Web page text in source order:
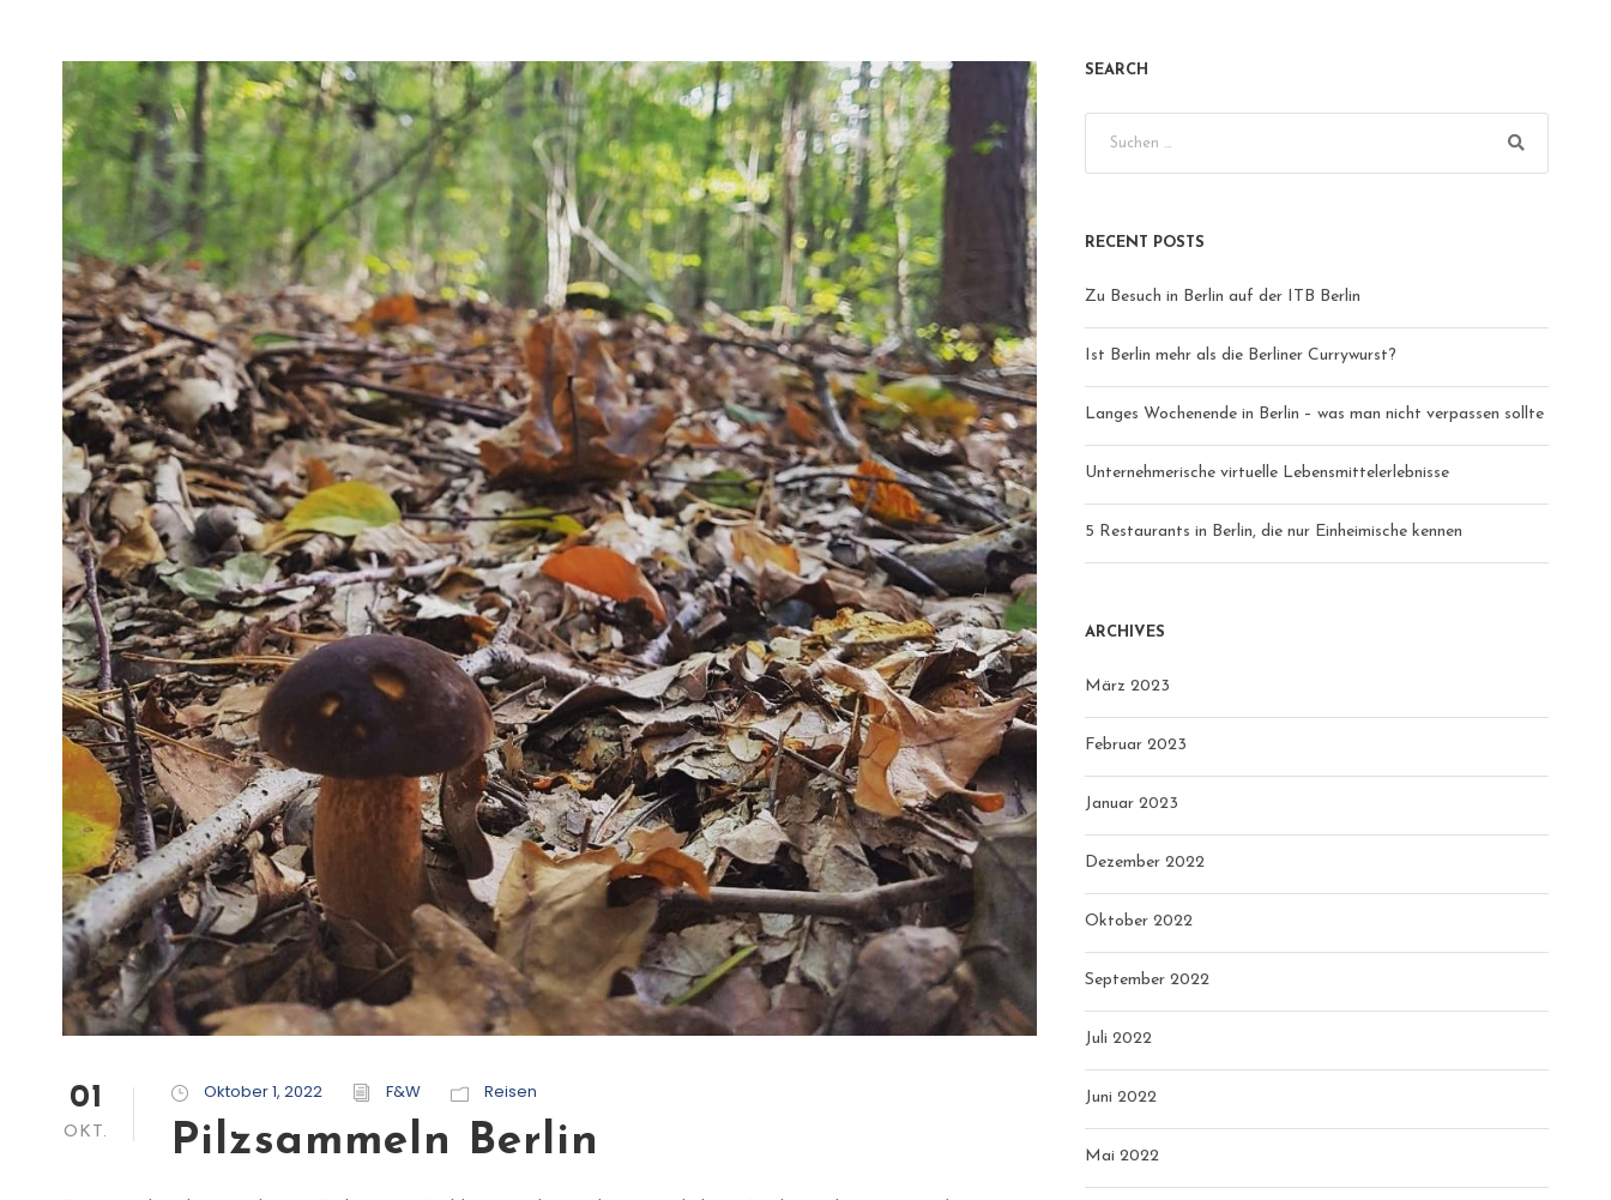
01
OKT.
Oktober 1, 2022 F&W Reisen
Pilzsammeln Berlin
SEARCH
RECENT POSTS
Zu Besuch in Berlin auf der ITB Berlin
Ist Berlin mehr als die Berliner Currywurst?
Langes Wochenende in Berlin – was man nicht verpassen sollte
Unternehmerische virtuelle Lebensmittelerlebnisse
5 Restaurants in Berlin, die nur Einheimische kennen
ARCHIVES
März 2023
Februar 2023
Januar 2023
Dezember 2022
Oktober 2022
September 2022
Juli 2022
Juni 2022
Mai 2022